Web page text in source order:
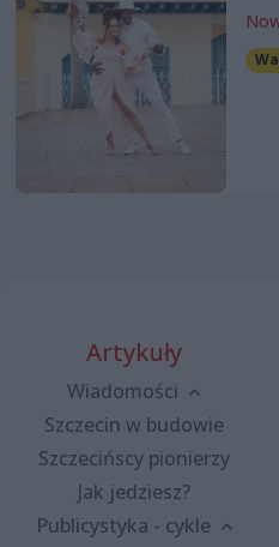
Artykuły
Wiadomości
Szczecin w budowie
Szczecińscy pionierzy
Jak jedziesz?
Publicystyka - cykle